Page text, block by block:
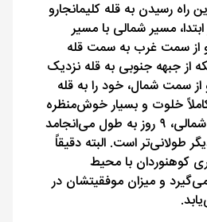
راه رسیدن به قله کلیمانجارو
مسیر شمالی با مسیر
از سمت غرب به سمت قله
از جبهه جنوبی به قله نزدیک
از سمت شمال، خود را به قله
خلوت و بسیار خوش‌منظره
است. صعود از مسیر شمالی، ۹ روز به طول می‌انجامد
طولانی‌تر است. البته دقیقاً
کوهنوردان با محیط
و میزان موفقیتشان در